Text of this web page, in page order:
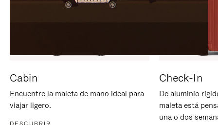
Cabin
Encuentre la maleta de mano ideal para
viajar ligero.
Check-In
De aluminio
maleta está
una o dos